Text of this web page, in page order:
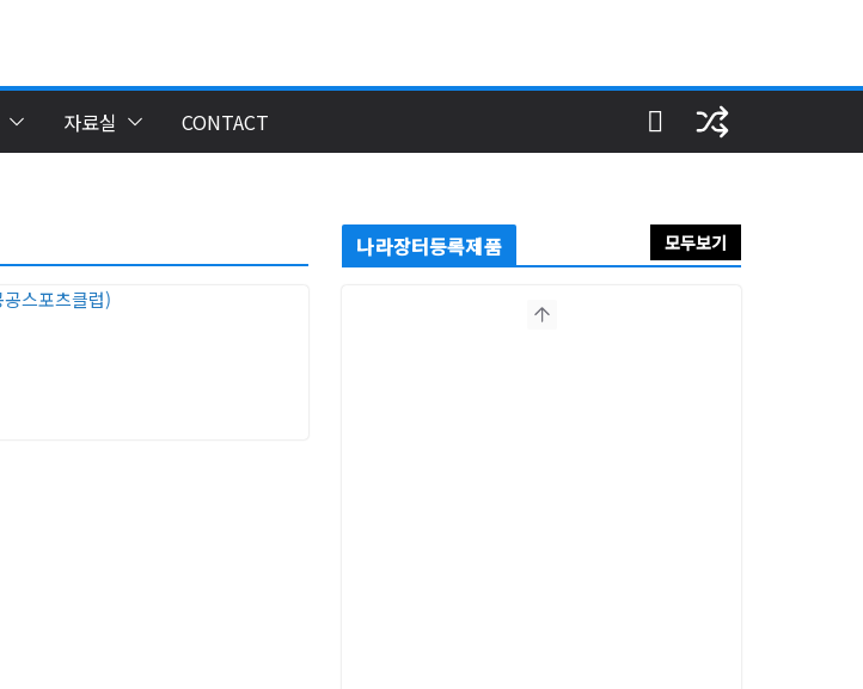
자료실 CONTACT
나라장터등록제품 모두보기